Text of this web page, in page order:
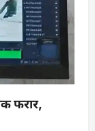
फरार,